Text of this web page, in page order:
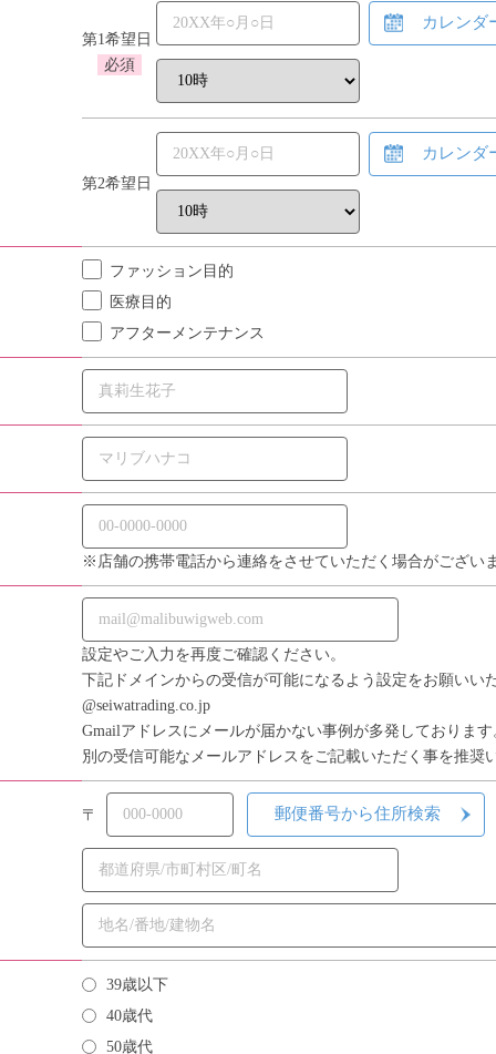
第1希望日
必須
カレンダ
第2希望日
カレンダ
ファッション目的
医療目的
アフターメンテナンス
※店舗の携帯電話から連絡をさせていただく場合がござい
設定やご入力を再度ご確認ください。
下記ドメインからの受信が可能になるよう設定をお願いい
@seiwatrading.co.jp
Gmailアドレスにメールが届かない事例が多発しております
別の受信可能なメールアドレスをご記載いただく事を推奨
〒 郵便番号から住所検索
39歳以下
40歳代
50歳代